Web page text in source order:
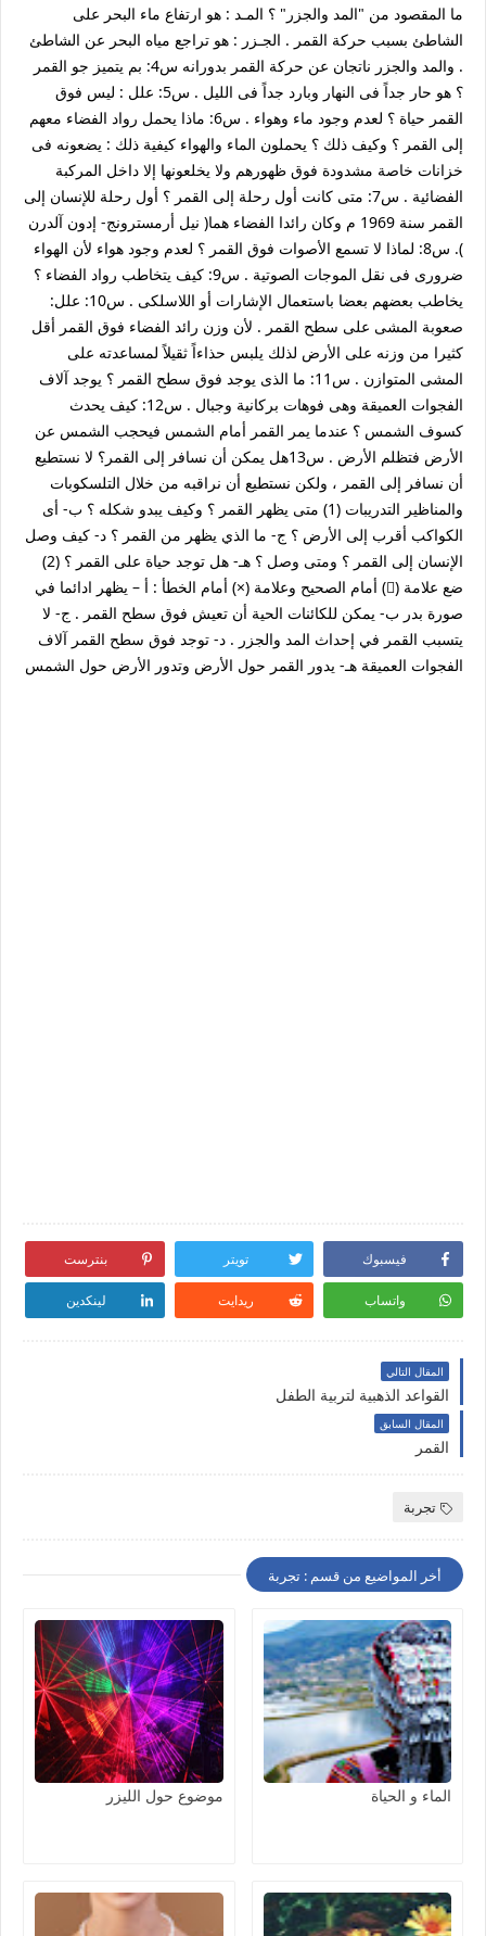
ما المقصود من "المد والجزر" ؟ المـد : هو ارتفاع ماء البحر على
الشاطئ بسبب حركة القمر . الجـزر : هو تراجع مياه البحر عن الشاطئ
. والمد والجزر ناتجان عن حركة القمر بدورانه س4: بم يتميز جو القمر
؟ هو حار جداً فى النهار وبارد جداً فى الليل . س5: علل : ليس فوق
القمر حياة ؟ لعدم وجود ماء وهواء . س6: ماذا يحمل رواد الفضاء معهم
إلى القمر ؟ وكيف ذلك ؟ يحملون الماء والهواء كيفية ذلك : يضعونه فى
خزانات خاصة مشدودة فوق ظهورهم ولا يخلعونها إلا داخل المركبة
الفضائية . س7: متى كانت أول رحلة إلى القمر ؟ أول رحلة للإنسان إلى
القمر سنة 1969 م وكان رائدا الفضاء هما( نيل أرمسترونج- إدون آلدرن
). س8: لماذا لا تسمع الأصوات فوق القمر ؟ لعدم وجود هواء لأن الهواء
ضرورى فى نقل الموجات الصوتية . س9: كيف يتخاطب رواد الفضاء ؟
يخاطب بعضهم بعضا باستعمال الإشارات أو اللاسلكى . س10: علل:
صعوبة المشى على سطح القمر . لأن وزن رائد الفضاء فوق القمر أقل
كثيرا من وزنه على الأرض لذلك يلبس حذاءاً ثقيلاً لمساعدته على
المشى المتوازن . س11: ما الذى يوجد فوق سطح القمر ؟ يوجد آلاف
الفجوات العميقة وهى فوهات بركانية وجبال . س12: كيف يحدث
كسوف الشمس ؟ عندما يمر القمر أمام الشمس فيحجب الشمس عن
الأرض فتظلم الأرض . س13هل يمكن أن نسافر إلى القمر؟ لا نستطيع
أن نسافر إلى القمر ، ولكن نستطيع أن نراقبه من خلال التلسكوبات
والمناظير التدريبات (1) متى يظهر القمر ؟ وكيف يبدو شكله ؟ ب- أى
الكواكب أقرب إلى الأرض ؟ ج- ما الذي يظهر من القمر ؟ د- كيف وصل
الإنسان إلى القمر ؟ ومتى وصل ؟ هـ- هل توجد حياة على القمر ؟ (2)
ضع علامة () أمام الصحيح وعلامة (×) أمام الخطأ : أ – يظهر ادائما في
صورة بدر ب- يمكن للكائنات الحية أن تعيش فوق سطح القمر . ج- لا
يتسبب القمر في إحداث المد والجزر . د- توجد فوق سطح القمر آلاف
الفجوات العميقة هـ- يدور القمر حول الأرض وتدور الأرض حول الشمس
فيسبوك تويتر بنترست
واتساب ريدايت لينكدين
المقال التالي
القواعد الذهبية لتربية الطفل
المقال السابق
القمر
تجربة
أخر المواضيع من قسم : تجربة
الماء و الحياة موضوع حول الليزر